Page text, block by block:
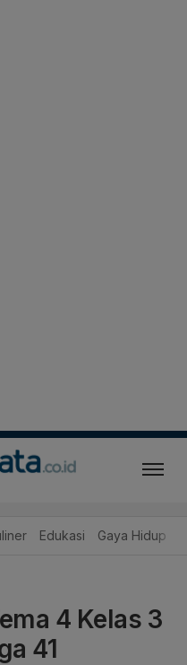
Edukasi Gaya Hidup
4 Kelas 3
41